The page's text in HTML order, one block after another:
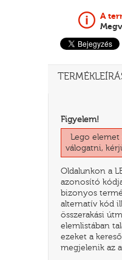
A
Figyelem!
Lego elemet
válogatni,
Oldalunkon a
azonosító
bizonyos
alternatív kód
összerakási
elemlistában
ezeket a
megjelenik az